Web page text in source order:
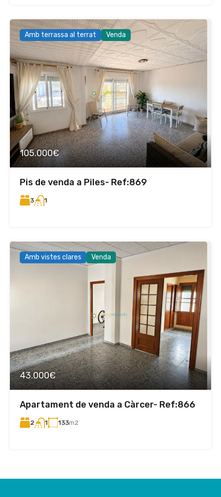
Amb terrassa al terrat Venda
105.000€
Pis de venda a Piles- Ref:869
3 1
Amb vistes clares Venda
43.000€
Apartament de venda a Càrcer- Ref:866
2 1 133m2